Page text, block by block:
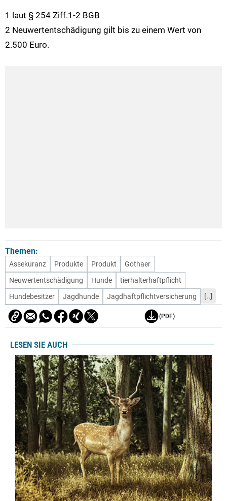
1 laut § 254 Ziff.1-2 BGB
2 Neuwertentschädigung gilt bis zu einem Wert von
2.500 Euro.
Themen:
Assekuranz Produkte Produkt
Gothaer
Neuwertentschädigung
Hunde
tierhalterhaftpflicht
Hundebesitzer
Jagdhunde Jagdhaftpflichtversicherung [..]
(PDF)
LESEN SIE AUCH